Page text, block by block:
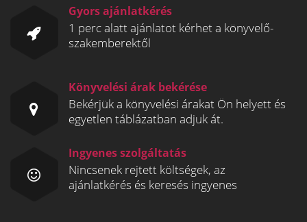
Gyors ajánlatkérés
1 perc alatt ajánlatot kérhet a könyvelő-
szakemberektől
Könyvelési árak bekérése
Bekérjük a könyvelési árakat Ön helyett és
egyetlen táblázatban adjuk át.
Ingyenes szolgáltatás
Nincsenek rejtett költségek, az
ajánlatkérés és keresés ingyenes